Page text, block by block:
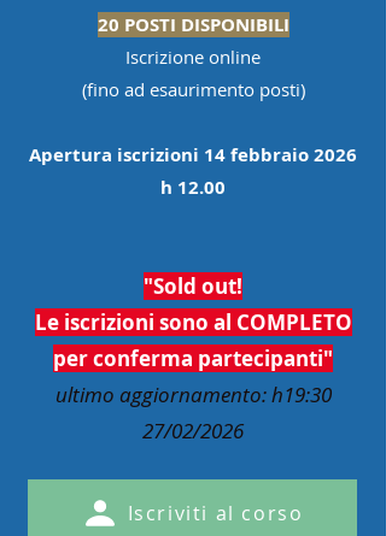
20 POSTI DISPONIBILI
Iscrizione online
(fino ad esaurimento posti)
Apertura iscrizioni 14 febbraio 2026
h 12.00
"Sold out!
Le iscrizioni sono al COMPLETO
per conferma partecipanti"
ultimo aggiornamento: h19:30
27/02/2026
Iscriviti al corso